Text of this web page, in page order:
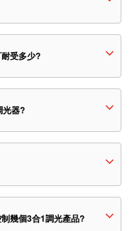
受多少?
光器?
幾個3合1調光產品?